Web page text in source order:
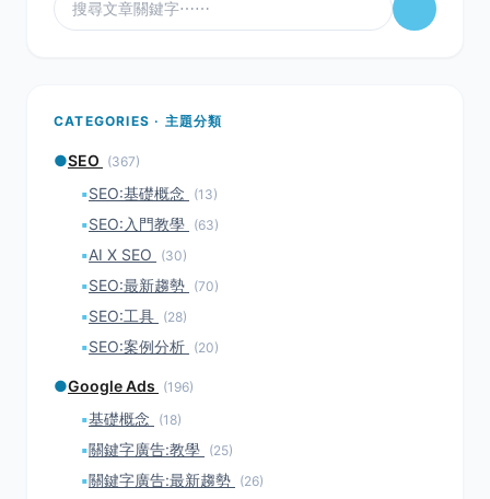
CATEGORIES · 主題分類
●SEO (367)
▪SEO:基礎概念 (13)
▪SEO:入門教學 (63)
▪AI X SEO (30)
▪SEO:最新趨勢 (70)
▪SEO:工具 (28)
▪SEO:案例分析 (20)
●Google Ads (196)
▪基礎概念 (18)
▪關鍵字廣告:教學 (25)
▪關鍵字廣告:最新趨勢 (26)